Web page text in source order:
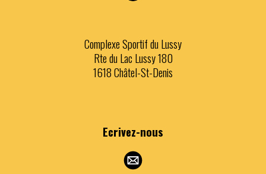
Complexe Sportif du Lussy
Rte du Lac Lussy 180
1618 Châtel-St-Denis
Ecrivez-nous